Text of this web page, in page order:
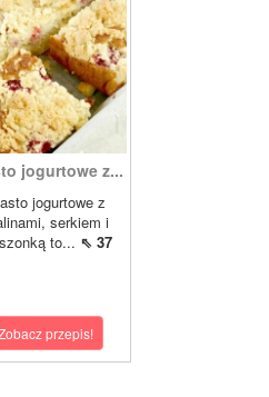
jogurtowe z...
jogurtowe z
serkiem i
to... ⇖ 37
przepis!